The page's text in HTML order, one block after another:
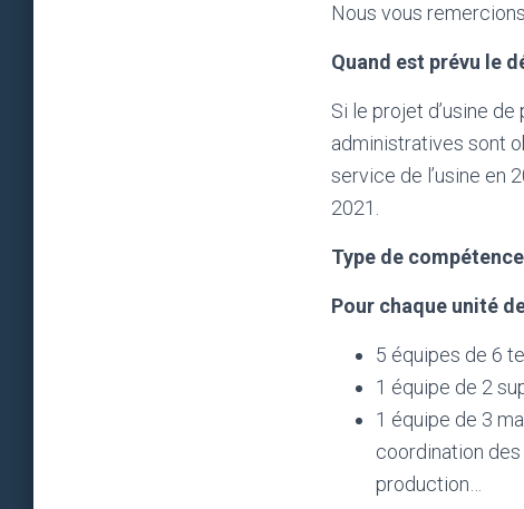
Nous vous
Quand est prévu le
Si le projet d’usine
administratives sont
service de l’usine en
2021.
Type de
Pour chaque unité
5 équipes de 6
1 équipe de 2
1 équipe de 3
coordination
production…